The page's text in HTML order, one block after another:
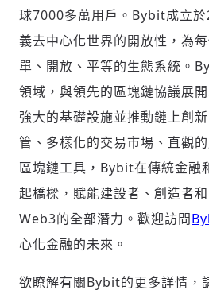
球7000多萬用戶。Bybit成立
義去中心化世界的開放性，為
單、開放、平等的生態系統。
領域，與領先的區塊鏈協議展
強大的基礎設施並推動鏈上創
管、多樣化的交易市場、直觀
區塊鏈工具，Bybit在傳統金融
起橋樑，賦能建設者、創造者
Web3的全部潛力。歡迎訪問
心化金融的未來。
欲瞭解有關Bybit的更多詳情，